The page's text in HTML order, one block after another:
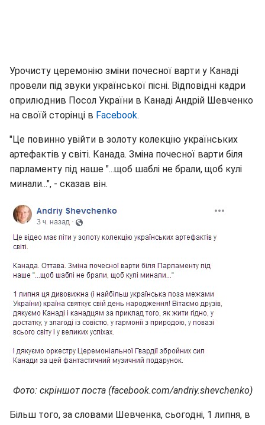
Урочисту церемонію зміни почесної варти у Канаді
провели під звуки української пісні. Відповідні кадри
оприлюднив Посол України в Канаді Андрій Шевченко
на своїй сторінці в Facebook.
"Це повинно увійти в золоту колекцію українських
артефактів у світі. Канада. Зміна почесної варти біля
парламенту під наше "...щоб шаблі не брали, щоб кулі
минали...", - сказав він.
Фото: скріншот поста (facebook.com/andriy.shevchenko)
Більш того, за словами Шевченка, сьогодні, 1 липня, в